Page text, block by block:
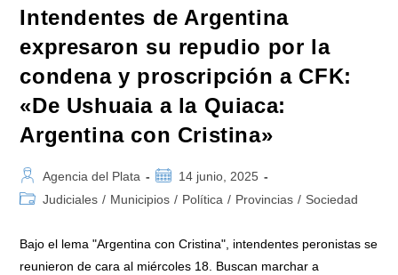
Intendentes de Argentina
expresaron su repudio por la
condena y proscripción a CFK:
«De Ushuaia a la Quiaca:
Argentina con Cristina»
Autor
de
Agencia del Plata
Publicación
de
14 junio, 2025
Categoría
entrada:
Judiciales / Municipios / Política / Provincias / Sociedad
Bajo el lema "Argentina con Cristina", intendentes peronistas se
reunieron de cara al miércoles 18. Buscan marchar a